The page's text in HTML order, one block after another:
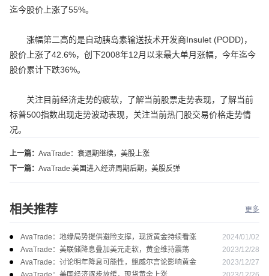
迄今股价上涨了55%。
涨幅第二高的是自动胰岛素输送技术开发商Insulet (PODD)，
股价上涨了42.6%，创下2008年12月以来最大单月涨幅，今年迄今
股价累计下跌36%。
关注目前经济走势的疲软，了解当前股票走势表现，了解当前
标普500指数出现走势波动表现，关注当前热门股交易价格走势情
况。
上一篇： AvaTrade：衰退期继续，美股上涨
下一篇： AvaTrade:美国进入经济周期后期，美股反弹
相关推荐 更多
AvaTrade：地缘局势提供避险支撑，现货黄金持续看涨
2024/01/02
AvaTrade：美联储降息叠加美元走软，黄金维持震荡
2023/12/28
AvaTrade：讨论明年降息可能性，鲍威尔言论影响黄金
2023/12/27